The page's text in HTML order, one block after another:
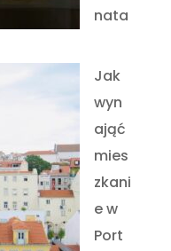
nata
Jak
wyn
ająć
mies
zkani
e w
Port